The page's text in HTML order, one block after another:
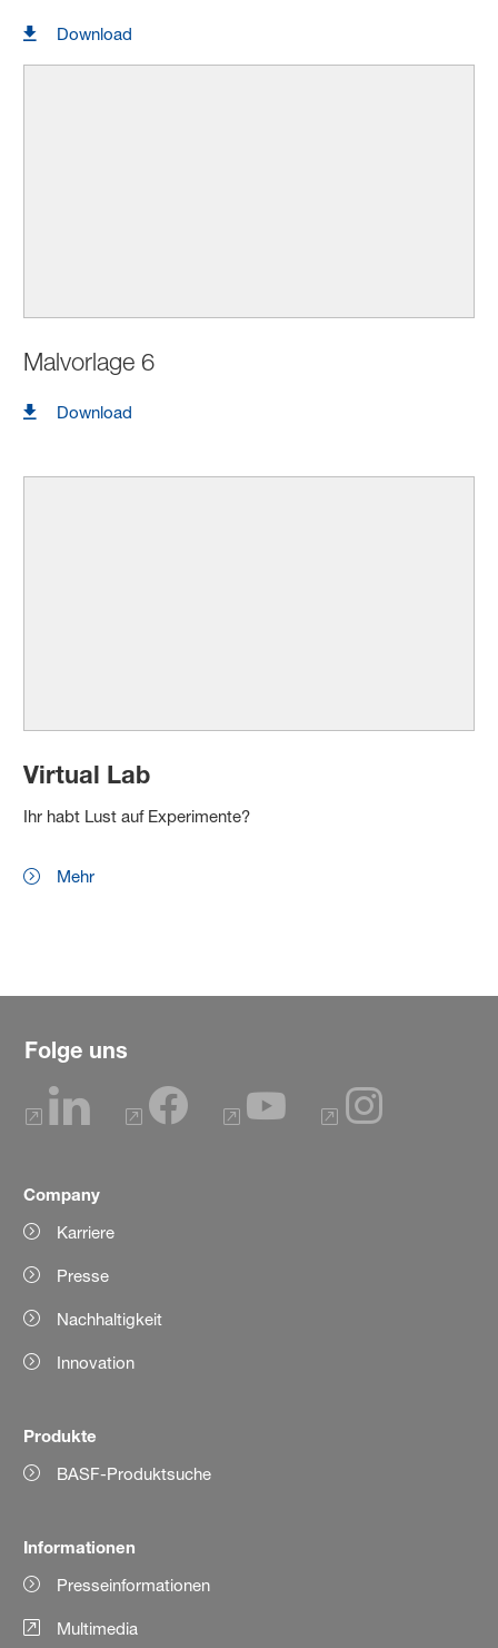
Download
Malvorlage 6
Download
Virtual Lab
Ihr habt Lust auf Experimente?
Mehr
Folge uns
Company
Karriere
Presse
Nachhaltigkeit
Innovation
Produkte
BASF-Produktsuche
Informationen
Presseinformationen
Multimedia